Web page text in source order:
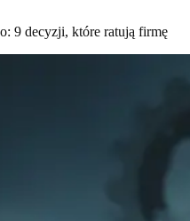
9 decyzji, które ratują firmę